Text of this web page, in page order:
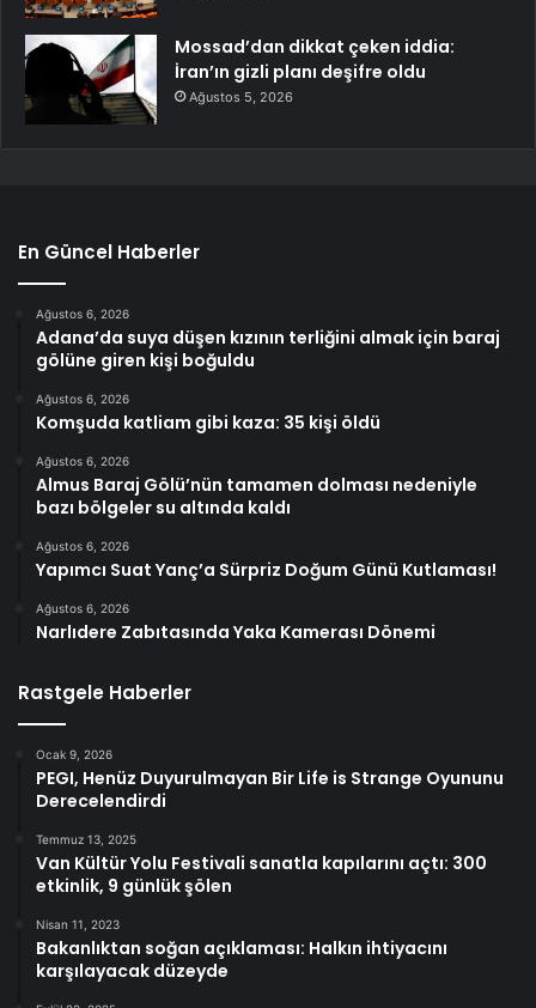
Mossad’dan dikkat çeken iddia:
İran’ın gizli planı deşifre oldu
Ağustos 5, 2026
En Güncel Haberler
Ağustos 6, 2026
Adana’da suya düşen kızının terliğini almak için baraj
gölüne giren kişi boğuldu
Ağustos 6, 2026
Komşuda katliam gibi kaza: 35 kişi öldü
Ağustos 6, 2026
Almus Baraj Gölü’nün tamamen dolması nedeniyle
bazı bölgeler su altında kaldı
Ağustos 6, 2026
Yapımcı Suat Yanç’a Sürpriz Doğum Günü Kutlaması!
Ağustos 6, 2026
Narlıdere Zabıtasında Yaka Kamerası Dönemi
Rastgele Haberler
Ocak 9, 2026
PEGI, Henüz Duyurulmayan Bir Life is Strange Oyununu
Derecelendirdi
Temmuz 13, 2025
Van Kültür Yolu Festivali sanatla kapılarını açtı: 300
etkinlik, 9 günlük şölen
Nisan 11, 2023
Bakanlıktan soğan açıklaması: Halkın ihtiyacını
karşılayacak düzeyde